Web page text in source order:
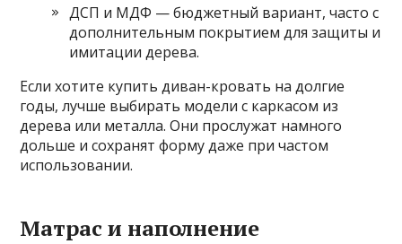
ДСП и МДФ — бюджетный вариант, часто с
дополнительным покрытием для защиты и
имитации дерева.
Если хотите купить диван-кровать на долгие
годы, лучше выбирать модели с каркасом из
дерева или металла. Они прослужат намного
дольше и сохранят форму даже при частом
использовании.
Матрас и наполнение